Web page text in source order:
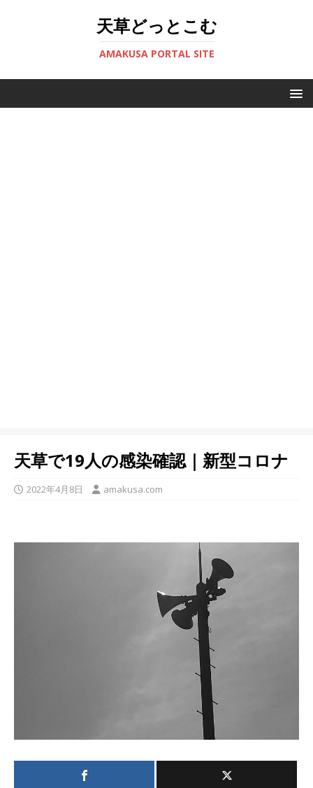
天草どっとこむ
AMAKUSA PORTAL SITE
天草で19人の感染確認｜新型コロナ
2022年4月8日 amakusa.com